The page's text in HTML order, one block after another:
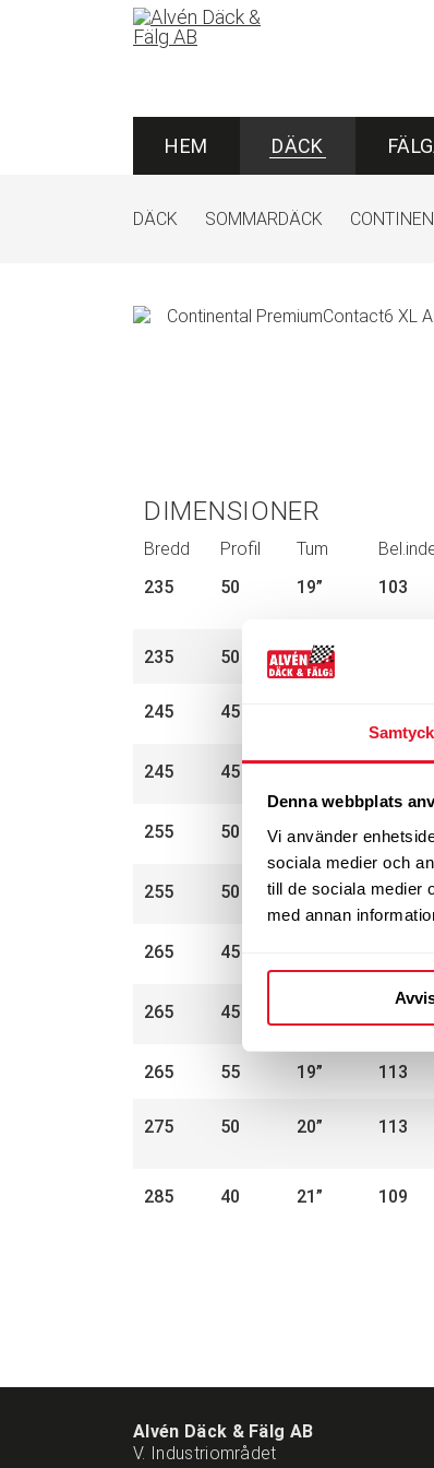
Denna webbplats
Vi använder
sociala medier och
till de sociala medier
med annan
HEM DÄCK
DÄCK SOMMARDÄCK
DIMENSIONER
Bredd Profil Tum
235
50 19” 103
235 50 19”
245 45
245 45 19” 102
255 50 20” 109
255 50 20” 109
265 45
265 45
265 55 19” 113
275 50 20” 113
285 40 21” 109
Alvén Däck & Fälg AB
V. Industriområdet